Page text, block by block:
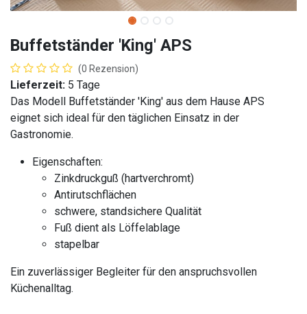
Buffetständer 'King' APS
(0 Rezension)
Lieferzeit: 5 Tage
Das Modell Buffetständer 'King' aus dem Hause APS
eignet sich ideal für den täglichen Einsatz in der
Gastronomie.
Eigenschaften:
Zinkdruckguß (hartverchromt)
Antirutschflächen
schwere, standsichere Qualität
Fuß dient als Löffelablage
stapelbar
Ein zuverlässiger Begleiter für den anspruchsvollen
Küchenalltag.